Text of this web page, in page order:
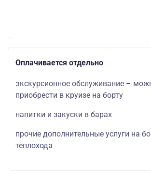
Оплачивается отдельно
экскурсионное обслуживание –
приобрести в круизе на борту
напитки и закуски в барах
прочие дополнительные услуги на
теплохода